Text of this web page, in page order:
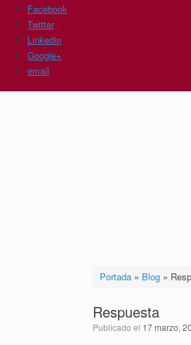
Facebook
Twitter
Linkedin
Google+
email
Portada» Blog»
Respuesta
Publicado el 17 marzo,